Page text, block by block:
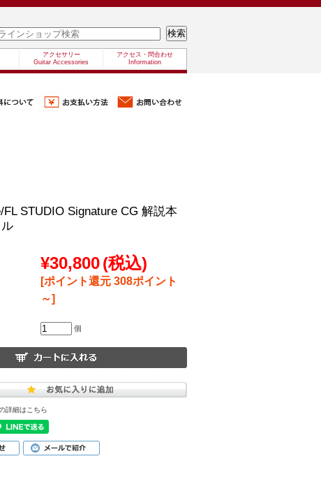
アクセサリー
Guitar Accessories
アクセス・問合わせ
Information
FL STUDIO Signature CG 解説本
¥30,800(税込)
[ポイント還元 308ポイント
～]
個
詳細はこちら